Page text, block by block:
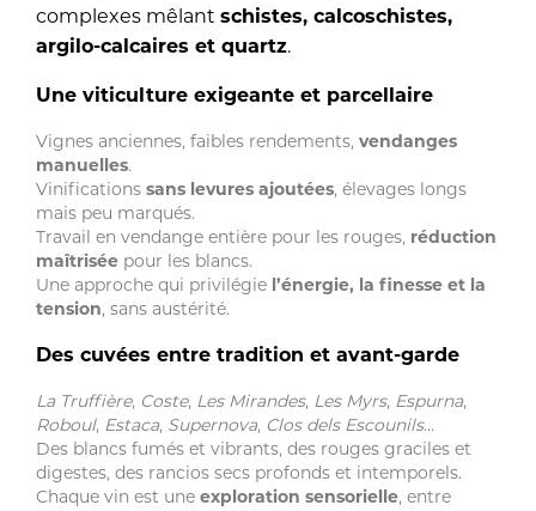
complexes mêlant schistes, calcoschistes,
argilo-calcaires et quartz.
Une viticulture exigeante et parcellaire
Vignes anciennes, faibles rendements, vendanges
manuelles.
Vinifications sans levures ajoutées, élevages longs
mais peu marqués.
Travail en vendange entière pour les rouges, réduction
maîtrisée pour les blancs.
Une approche qui privilégie l’énergie, la finesse et la
tension, sans austérité.
Des cuvées entre tradition et avant-garde
La Truffière, Coste, Les Mirandes, Les Myrs, Espurna,
Roboul, Estaca, Supernova, Clos dels Escounils…
Des blancs fumés et vibrants, des rouges graciles et
digestes, des rancios secs profonds et intemporels.
Chaque vin est une exploration sensorielle, entre